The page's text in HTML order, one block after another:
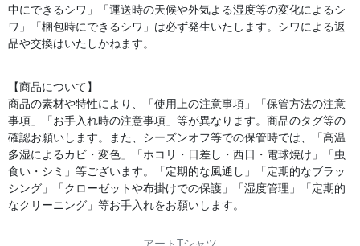
中にできるシワ」「運送時の天候や外気よる湿度等の変化によるシ
ワ」「梱包時にできるシワ」は必ず発生いたします。シワによる返
品や交換はいたしかねます。
【商品について】
商品の素材や特性により、「使用上の注意事項」「保管方法の注意
事項」「お手入れ時の注意事項」等が異なります。商品のタグ等の
確認お願いします。また、シーズンオフ等での保管時では、「高温
多湿によるカビ・変色」「ホコリ・日差し・西日・電球焼け」「虫
食い・シミ」等ございます。「定期的な風通し」「定期的なブラッ
シング」「クローゼットや布掛けでの保護」「湿度管理」「定期的
なクリーニング」等お手入れをお願いします。